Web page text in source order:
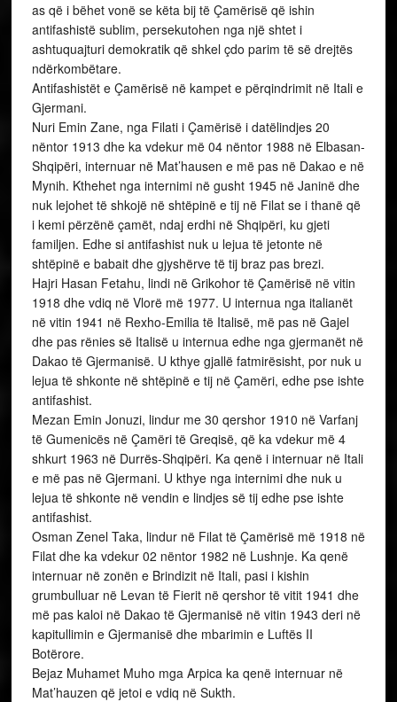
as që i bëhet vonë se këta bij të Çamërisë që ishin
antifashistë sublim, persekutohen nga një shtet i
ashtuquajturi demokratik që shkel çdo parim të së drejtës
ndërkombëtare.
Antifashistët e Çamërisë në kampet e përqindrimit në Itali e
Gjermani.
Nuri Emin Zane, nga Filati i Çamërisë i datëlindjes 20
nëntor 1913 dhe ka vdekur më 04 nëntor 1988 në Elbasan-
Shqipëri, internuar në Mat’hausen e më pas në Dakao e në
Mynih. Kthehet nga internimi në gusht 1945 në Janinë dhe
nuk lejohet të shkojë në shtëpinë e tij në Filat se i thanë që
i kemi përzënë çamët, ndaj erdhi në Shqipëri, ku gjeti
familjen. Edhe si antifashist nuk u lejua të jetonte në
shtëpinë e babait dhe gjyshërve të tij braz pas brezi.
Hajri Hasan Fetahu, lindi në Grikohor të Çamërisë në vitin
1918 dhe vdiq në Vlorë më 1977. U internua nga italianët
në vitin 1941 në Rexho-Emilia të Italisë, më pas në Gajel
dhe pas rënies së Italisë u internua edhe nga gjermanët në
Dakao të Gjermanisë. U kthye gjallë fatmirësisht, por nuk u
lejua të shkonte në shtëpinë e tij në Çamëri, edhe pse ishte
antifashist.
Mezan Emin Jonuzi, lindur me 30 qershor 1910 në Varfanj
të Gumenicës në Çamëri të Greqisë, që ka vdekur më 4
shkurt 1963 në Durrës-Shqipëri. Ka qenë i internuar në Itali
e më pas në Gjermani. U kthye nga internimi dhe nuk u
lejua të shkonte në vendin e lindjes së tij edhe pse ishte
antifashist.
Osman Zenel Taka, lindur në Filat të Çamërisë më 1918 në
Filat dhe ka vdekur 02 nëntor 1982 në Lushnje. Ka qenë
internuar në zonën e Brindizit në Itali, pasi i kishin
grumbulluar në Levan të Fierit në qershor të vitit 1941 dhe
më pas kaloi në Dakao të Gjermanisë në vitin 1943 deri në
kapitullimin e Gjermanisë dhe mbarimin e Luftës II
Botërore.
Bejaz Muhamet Muho mga Arpica ka qenë internuar në
Mat’hauzen që jetoi e vdiq në Sukth.